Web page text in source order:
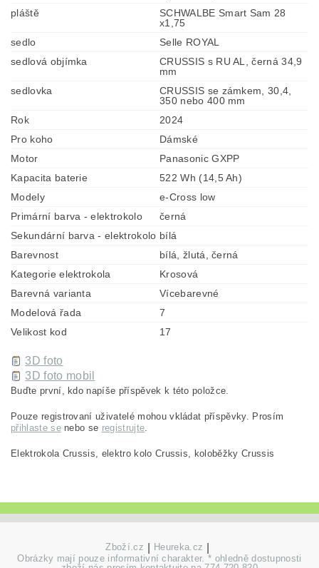
pláště
SCHWALBE Smart Sam 28
x1,75
sedlo
Selle ROYAL
sedlová objímka
CRUSSIS s RU AL, černá 34,9
mm
sedlovka
CRUSSIS se zámkem, 30,4,
350 nebo 400 mm
Rok
2024
Pro koho
Dámské
Motor
Panasonic GXPP
Kapacita baterie
522 Wh (14,5 Ah)
Modely
e-Cross low
Primární barva - elektrokolo
černá
Sekundární barva - elektrokolo bílá
Barevnost
bílá, žlutá, černá
Kategorie elektrokola
Krosová
Barevná varianta
Vícebarevné
Modelová řada
7
Velikost kod
17
3D foto
3D foto mobil
Buďte první, kdo napíše příspěvek k této položce.
Pouze registrovaní uživatelé mohou vkládat příspěvky. Prosím
přihlaste senebo se registrujte
Elektrokola Crussis, elektro kolo Crussis, koloběžky Crussis
Zboží.cz Heureka.cz
Obrázky mají pouze informativní charakter. * ohledně dostupnosti